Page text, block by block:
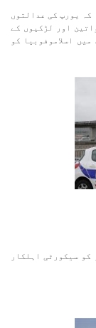
کہ یورپ کی عدالتوں
اور لڑکیوں کے
اسلاموفوبیا کو
سیکورٹی اہلکار